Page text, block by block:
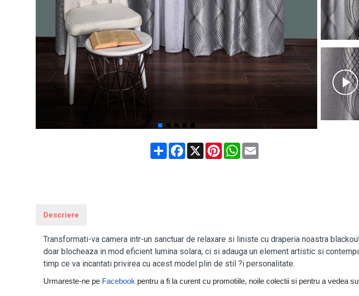
ShareFacebook
X PinterestWhatsApp
Descriere
Transformati-va camera intr-un sanctuar de relaxare si liniste cu draperia noastra
doar blocheaza in mod eficient lumina solara, ci si adauga un element artistic si
timp ce va incantati privirea cu acest model plin de stil ?i personalitate.
Urmareste-ne pe Facebook pentru a fi la curent cu promotiile, noile colectii si pentru a vedea